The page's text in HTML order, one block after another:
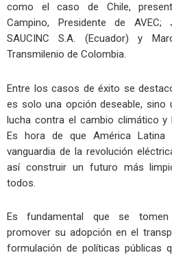
como el caso de Chile,
Campino, Presidente de
SAUCINC S.A. (Ecuador) y
Transmilenio de Colombia.
Entre los casos de éxito se
es solo una opción deseable, sino
lucha contra el cambio climático y
Es hora de que América
vanguardia de la revolución
así construir un futuro más
todos.
Es fundamental que se
promover su adopción en el
formulación de políticas públicas